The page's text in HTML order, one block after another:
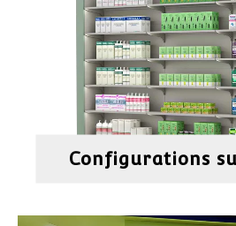
Configurations